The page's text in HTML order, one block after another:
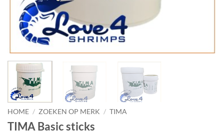
HOME / ZOEKEN OP MERK / TIMA
TIMA Basic sticks